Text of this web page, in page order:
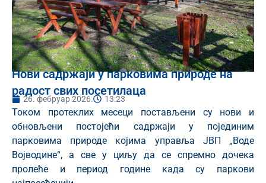
Нови садржаји у парковима природе на
радост свих посетилаца
26. фебруар 2026. 13:23
Током протеклих месеци постављени су нови и
обновљени постојећи садржаји у појединим
парковима природе којима управља ЈВП „Воде
Војводине“, а све у циљу да се спремно дочека
пролеће и период године када су паркови